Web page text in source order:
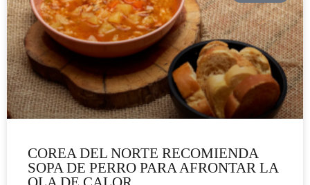
COREA DEL NORTE RECOMIENDA
SOPA DE PERRO PARA AFRONTAR LA